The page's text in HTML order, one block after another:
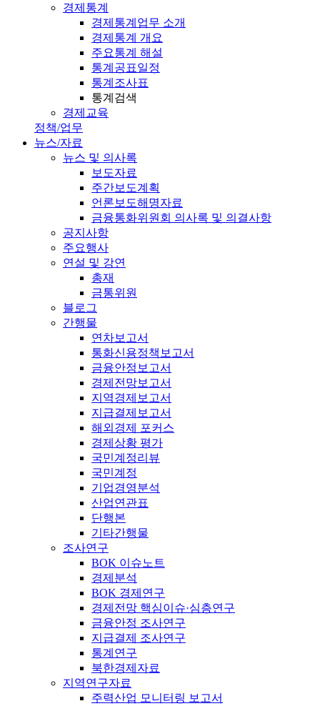
경제통계
경제통계업무 소개
경제통계 개요
주요통계 해설
통계공표일정
통계조사표
통계검색
경제교육
정책/업무
뉴스/자료
뉴스 및 의사록
보도자료
주간보도계획
언론보도해명자료
금융통화위원회 의사록 및 의결사항
공지사항
주요행사
연설 및 강연
총재
금통위원
블로그
간행물
연차보고서
통화신용정책보고서
금융안정보고서
경제전망보고서
지역경제보고서
지급결제보고서
해외경제 포커스
경제상황 평가
국민계정리뷰
국민계정
기업경영분석
산업연관표
단행본
기타간행물
조사연구
BOK 이슈노트
경제분석
BOK 경제연구
경제전망 핵심이슈·심층연구
금융안정 조사연구
지급결제 조사연구
통계연구
북한경제자료
지역연구자료
주력산업 모니터링 보고서